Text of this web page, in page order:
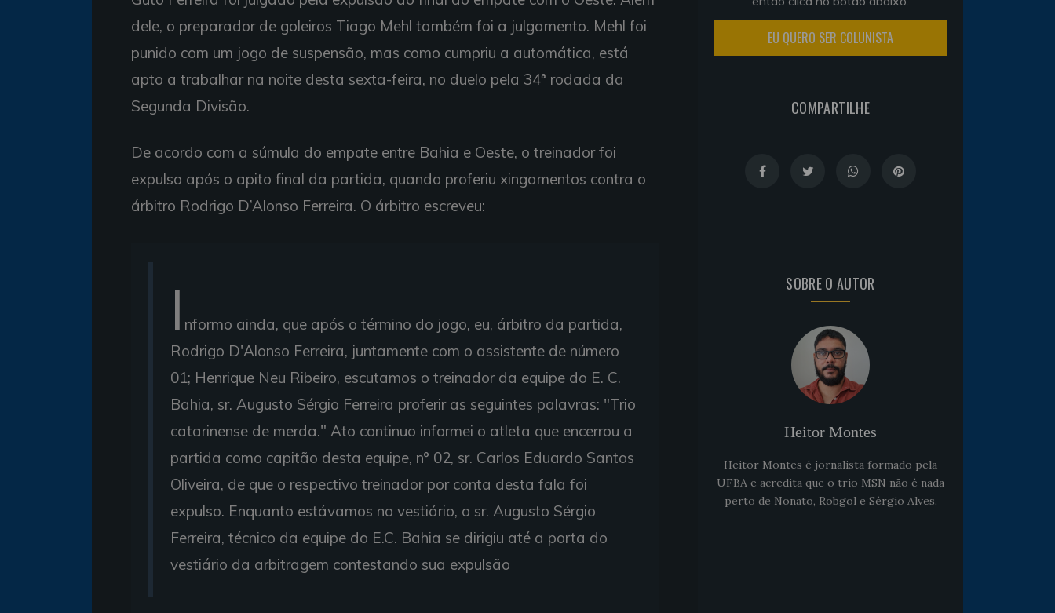
dele, o preparador de goleiros Tiago Mehl também foi a julgamento. Mehl foi
punido com um jogo de suspensão, mas como cumpriu a automática, está
apto a trabalhar na noite desta sexta-feira, no duelo pela 34ª rodada da
Segunda Divisão.
De acordo com a súmula do empate entre Bahia e Oeste, o treinador foi
expulso após o apito final da partida, quando proferiu xingamentos contra o
árbitro Rodrigo D’Alonso Ferreira. O árbitro escreveu:
I nformo ainda, que após o término do jogo, eu, árbitro da partida,
Rodrigo D'Alonso Ferreira, juntamente com o assistente de número
01; Henrique Neu Ribeiro, escutamos o treinador da equipe do E. C.
Bahia, sr. Augusto Sérgio Ferreira proferir as seguintes palavras: "Trio
catarinense de merda." Ato continuo informei o atleta que encerrou a
partida como capitão desta equipe, n° 02, sr. Carlos Eduardo Santos
Oliveira, de que o respectivo treinador por conta desta fala foi
expulso. Enquanto estávamos no vestiário, o sr. Augusto Sérgio
Ferreira, técnico da equipe do E.C. Bahia se dirigiu até a porta do
vestiário da arbitragem contestando sua expulsão
EU QUERO SER COLUNISTA
COMPARTILHE
SOBRE O AUTOR
Heitor Montes
Heitor Montes é jornalista formado pela
UFBA e acredita que o trio MSN não é nada
perto de Nonato, Robgol e Sérgio Alves.